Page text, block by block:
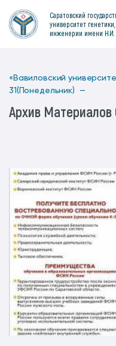
Саратовский
университет
инженерии имени Н.И.
«Вавиловский
31(Понедельник) —
Архив Материалов